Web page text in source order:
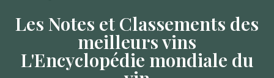
Les Notes et Classements des
meilleurs vins
L'Encyclopédie mondiale du